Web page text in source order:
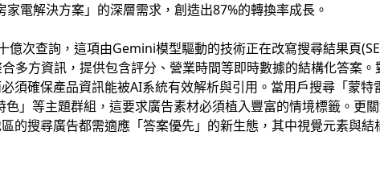
電解決方案」的深層需求，創造出87%的轉換率成長。
次查詢，這項由Gemini模型驅動的技術正在改寫搜尋結果頁
多方資訊，提供包含評分、營業時間等即時數據的結構化答案。
須確保產品資訊能被AI系統有效解析與引用。當用戶搜尋「蒙特
」等主題群組，這要求廣告素材必須植入豐富的情境標籤。更
的搜尋廣告都需適應「答案優先」的新生態，其中視覺元素與